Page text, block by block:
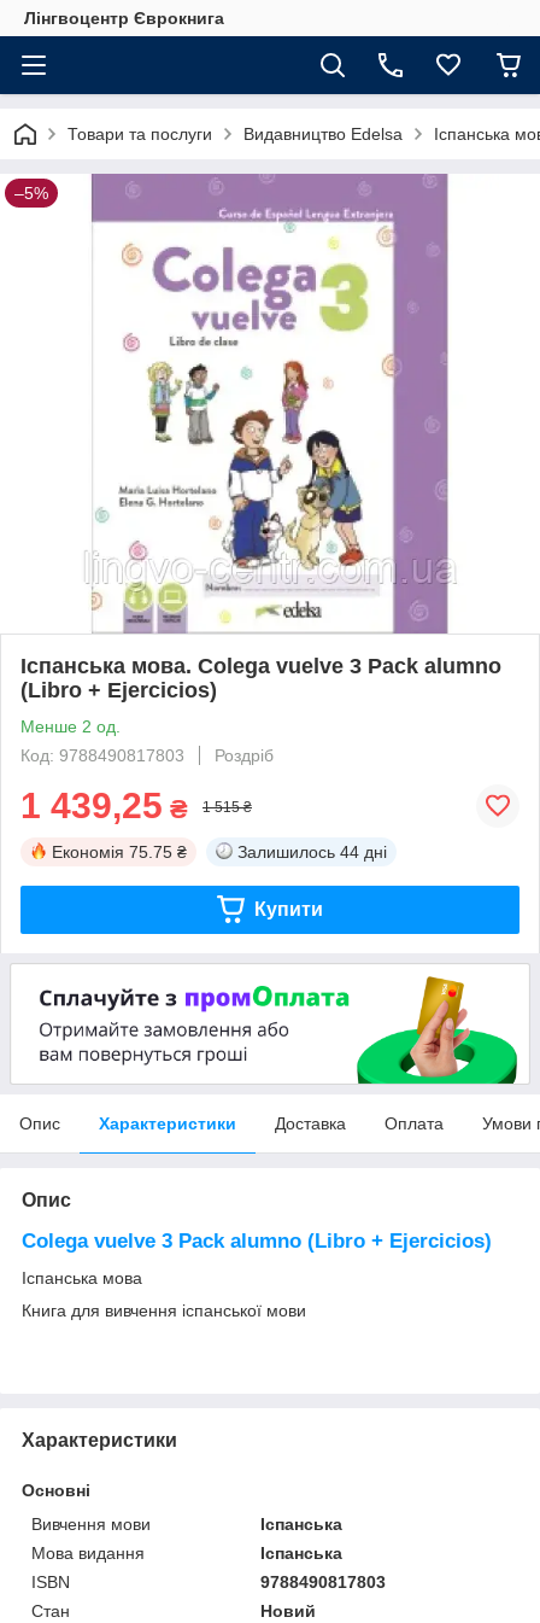
Лінгвоцентр Єврокнига
Товари та послуги Видавництво Edelsa Іспанська
–5%
Іспанська мова. Colega vuelve 3 Pack alumno
(Libro + Ejercicios)
Менше 2 од.
Код: 9788490817803
Роздріб
1 439,25 ₴ 1 515 ₴
Економія 75.75 ₴ Залишилось 44 дні
Купити
Опис Характеристики Доставка Оплата Умови
Опис
Colega vuelve 3 Pack alumno (Libro + Ejercicios)
Іспанська мова
Книга для вивчення іспанської мови
Характеристики
Основні
Вивчення мови
Іспанська
Мова видання
Іспанська
ISBN
9788490817803
Стан
Новий